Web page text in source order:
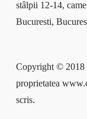
stâlpii 12-14,
Bucuresti,
Copyright © 2018
proprietatea
scris.